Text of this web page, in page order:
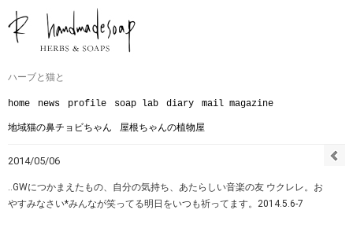
ハーブと猫と
home news profile soap lab diary mail magazine
地域猫の鼻チョビちゃん 屋根ちゃんの植物屋
2014/05/06
‥GWにつかまえたもの、自分の気持ち、あたらしい音楽の友 ウクレレ。お
やすみなさい*みんなが笑ってる明日をいつも祈ってます。2014.5.6-7